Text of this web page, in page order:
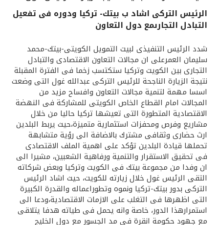
القنوات المصرفية
أدوات وخدمات
خدمات ما بعد البيع
اتصل بنا
مواقع الفروع وأجهزة الصرف الآلي
ألمانيا
ماليزيا
تركيا
الرئيس التركى اشاد ب بيتك- تركيا ودوره فى تفعيل
التبادل التجارىمع دول التعاون
شدد الرئيس التنفيذى لبيت التمويل الكويتى-بيتك-محمد
سليمان العمرعلى ان مجالات التعاون الاقتصادى والتبادل
التجارى بين الكويت وتركيا ستكتسب زخما فى الفترة المقبلة
نتيجة الزيارة الناجحة للرئيس التركى عبدالله غول التى وضعت
اسسا مهمة لتنمية مجالات التعاون وافساح مزيد من
المجالات امام القطاع الخاص الكويتى للمشاركة فى النهضة
الاقتصادية المتطورة التى تعيشها تركيا حاليا من خلال
مشاريع وفرص ومحفزات استثمارية متميزة،حيث يربط البلدين
ارث حضارى وثقافى مشترك بالاضافة الى رؤية متشابهة
تحملها قيادة البلدين تؤكد على اهمية الملف الاقتصادى
فى تحقيق الاستقرار والتنمية ورفاهية الشعبين، مشيرا الى
ان وفدا من مجموعة بيتك فى الكويت وتركيا وبعض شركاته
التقى الرئيس غول خلال زيارته للكويت، حيث اشاد الرئيس
التركى بدور بيتك-تركيا ونموه وتطوراعماله والقدرة الكبيرة
التى اظهرها فى التغلب على الازمات الاقتصادية،ودعا الى
استمرارهذا الدور، خاصة وانه يحمل فى طياته هدفا يتلاقى
مع جهود حكومة انقرة فى مد الجسور مع دول الخليج